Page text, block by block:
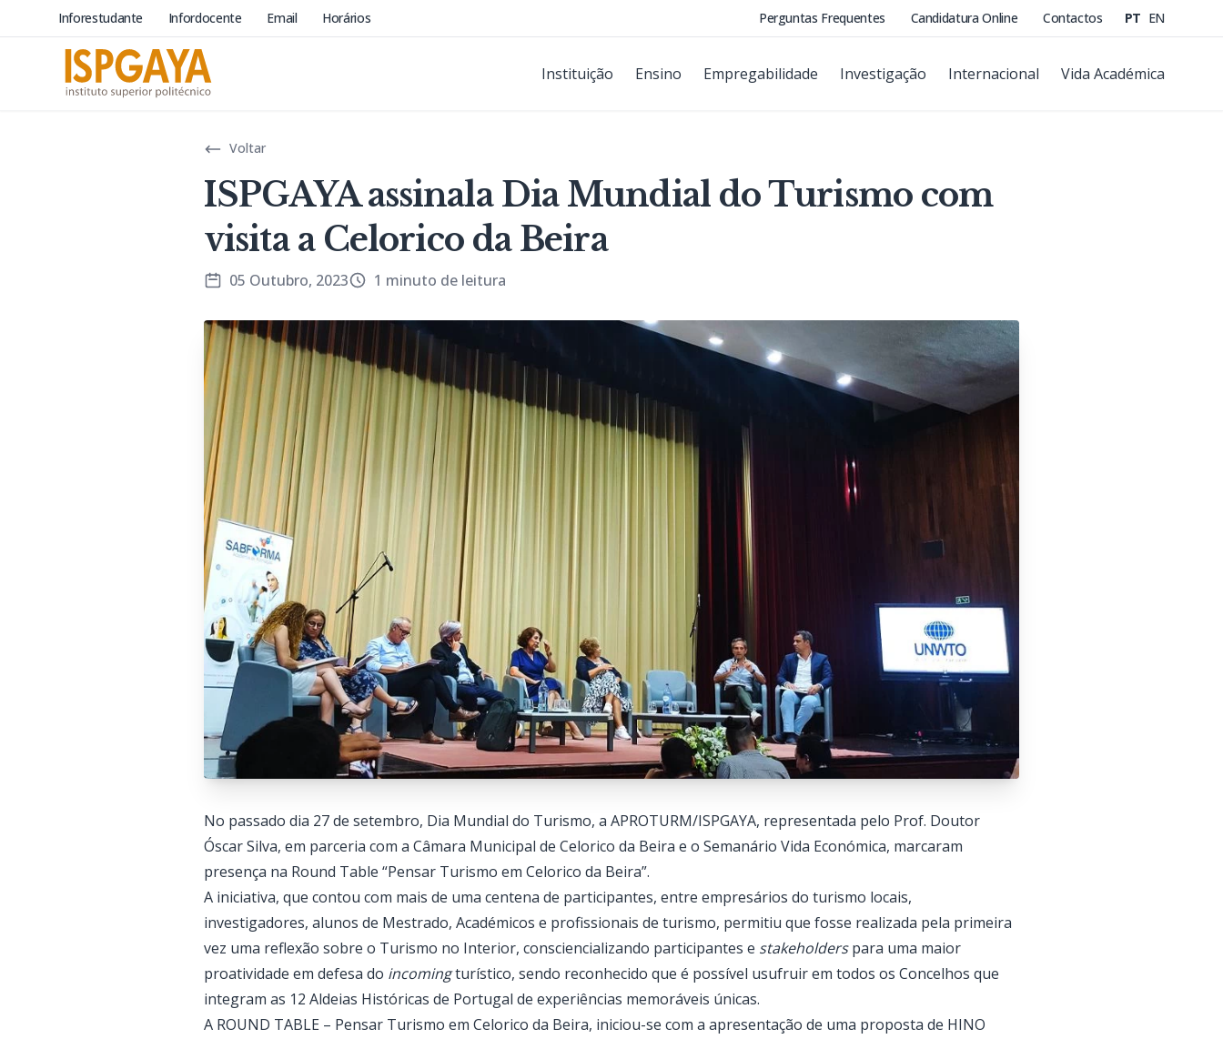
Inforestudante Infordocente Email Horários Perguntas Frequentes Candidatura Online Contactos PT EN
Instituição Ensino Empregabilidade Investigação Internacional Vida Académica
Voltar
ISPGAYA assinala Dia Mundial do Turismo com
visita a Celorico da Beira
05 Outubro, 2023 1 minuto de leitura
No passado dia 27 de setembro, Dia Mundial do Turismo, a APROTURM/ISPGAYA, representada pelo Prof. Doutor
Óscar Silva, em parceria com a Câmara Municipal de Celorico da Beira e o Semanário Vida Económica, marcaram
presença na Round Table “Pensar Turismo em Celorico da Beira”.
A iniciativa, que contou com mais de uma centena de participantes, entre empresários do turismo locais,
investigadores, alunos de Mestrado, Académicos e profissionais de turismo, permitiu que fosse realizada pela primeira
vez uma reflexão sobre o Turismo no Interior, consciencializando participantes e stakeholderspara uma maior
proatividade em defesa do incomingturístico, sendo reconhecido que é possível usufruir em todos os Concelhos que
integram as 12 Aldeias Históricas de Portugal de experiências memoráveis únicas.
A ROUND TABLE – Pensar Turismo em Celorico da Beira, iniciou-se com a apresentação de uma proposta de HINO